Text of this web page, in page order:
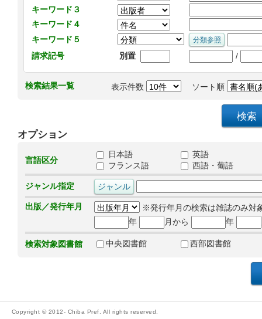
キーワード３
キーワード４
キーワード５
請求記号
別置 /
検索結果一覧 表示件数 ソート順
オプション
言語区分
日本語
英語
フランス語
西語・葡語
ジャンル指定
出版／発行年月
※発行年月の検索は雑誌のみ対
年
月から 年
検索対象図書館 中央図書館 西部図書館
Copyright © 2012- Chiba Pref. All rights reserved.